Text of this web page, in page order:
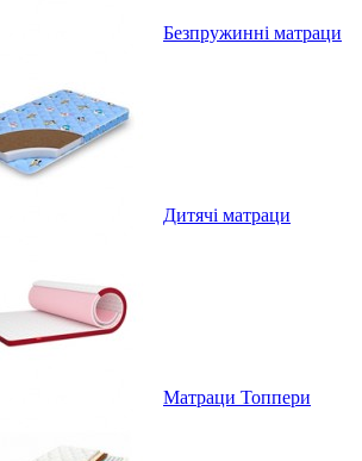
Безпружинні матраци
Дитячі матраци
Матраци Топпери